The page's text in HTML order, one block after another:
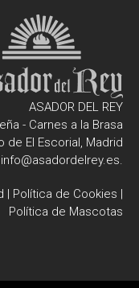
ASADOR DEL REY
- Carnes a la Brasa
de El Escorial, Madrid
info@asadordelrey.es.
| Política de Cookies |
Política de Mascotas